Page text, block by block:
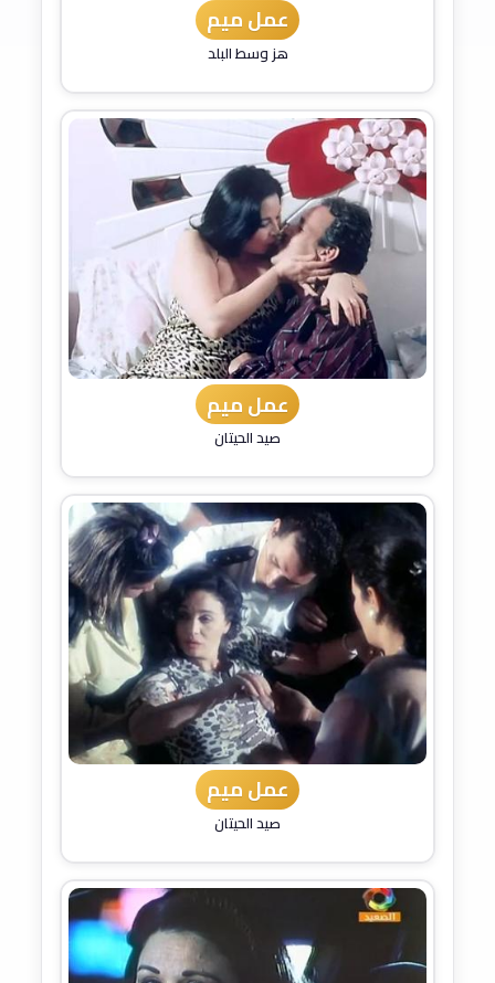
عمل ميم
هز وسط البلد
عمل ميم
صيد الحيتان
عمل ميم
صيد الحيتان